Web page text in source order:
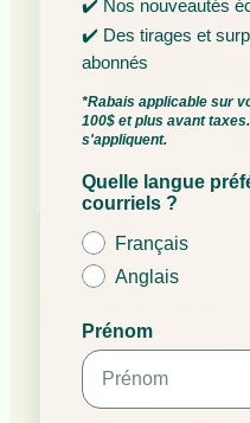
Cristaux de
✔️ Nos nouveautés
✔️ Des tirages et
abonnés
*Rabais applicable sur
100$ et plus avant
s'appliquent.
Quelle langue
courriels ?
Français
Anglais
Prénom